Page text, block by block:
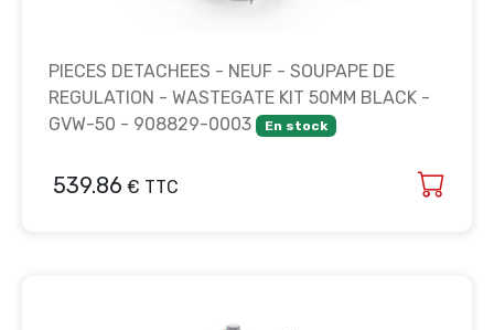
PIECES DETACHEES - NEUF - SOUPAPE DE
REGULATION - WASTEGATE KIT 50MM BLACK -
GVW-50 - 908829-0003
En stock
539.86 € TTC